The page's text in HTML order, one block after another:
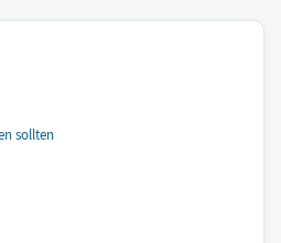
sollten